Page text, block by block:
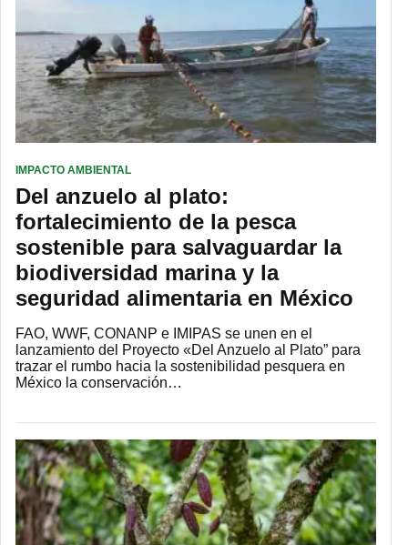
IMPACTO AMBIENTAL
Del anzuelo al plato:
fortalecimiento de la pesca
sostenible para salvaguardar la
biodiversidad marina y la
seguridad alimentaria en México
FAO, WWF, CONANP e IMIPAS se unen en el
lanzamiento del Proyecto «Del Anzuelo al Plato” para
trazar el rumbo hacia la sostenibilidad pesquera en
México la conservación…